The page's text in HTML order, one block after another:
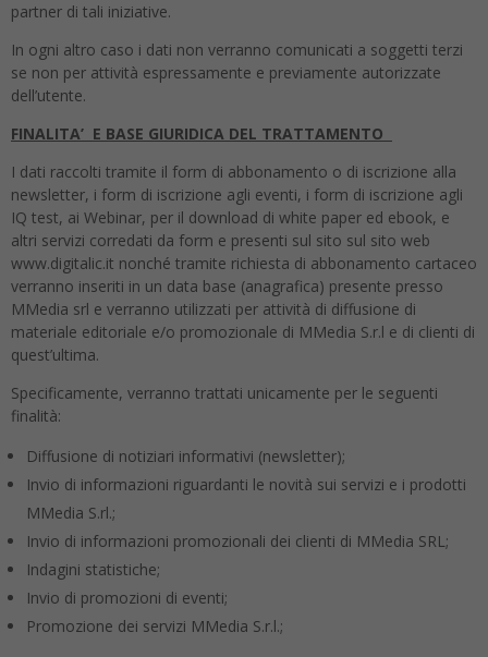
partner di tali iniziative.
In ogni altro caso i dati non verranno comunicati a soggetti terzi
se non per attività espressamente e previamente autorizzate
dell’utente.
FINALITA’ E BASE GIURIDICA DEL TRATTAMENTO
I dati raccolti tramite il form di abbonamento o di iscrizione alla
newsletter, i form di iscrizione agli eventi, i form di iscrizione agli
IQ test, ai Webinar, per il download di white paper ed ebook, e
altri servizi corredati da form e presenti sul sito sul sito web
www.digitalic.it nonché tramite richiesta di abbonamento cartaceo
verranno inseriti in un data base (anagrafica) presente presso
MMedia srl e verranno utilizzati per attività di diffusione di
materiale editoriale e/o promozionale di MMedia S.r.l e di clienti di
quest’ultima.
Specificamente, verranno trattati unicamente per le seguenti
finalità:
Diffusione di notiziari informativi (newsletter);
Invio di informazioni riguardanti le novità sui servizi e i prodotti
MMedia S.rl.;
Invio di informazioni promozionali dei clienti di MMedia SRL;
Indagini statistiche;
Invio di promozioni di eventi;
Promozione dei servizi MMedia S.r.l.;